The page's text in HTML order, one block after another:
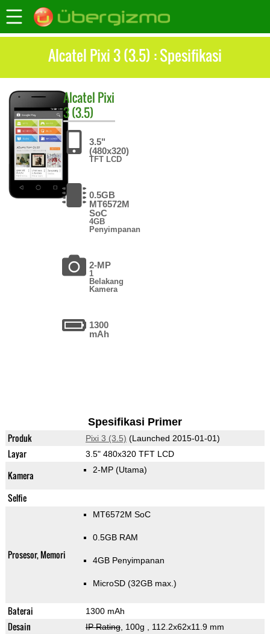
Alcatel Pixi 3 (3.5) : Spesifikasi
Alcatel Pixi
3 (3.5)
3.5"
(480x320)
TFT LCD
0.5GB
MT6572M
SoC
4GB
Penyimpanan
2-MP
1
Belakang
Kamera
1300
mAh
Spesifikasi Primer
Produk Pixi 3 (3.5) (Launched 2015-01-01)
Layar 3.5" 480x320 TFT LCD
Kamera 2-MP (Utama)
Selfie
Prosesor, Memori
MT6572M SoC
0.5GB RAM
4GB Penyimpanan
MicroSD (32GB max.)
Baterai 1300 mAh
Desain IP Rating, 100g , 112.2x62x11.9 mm